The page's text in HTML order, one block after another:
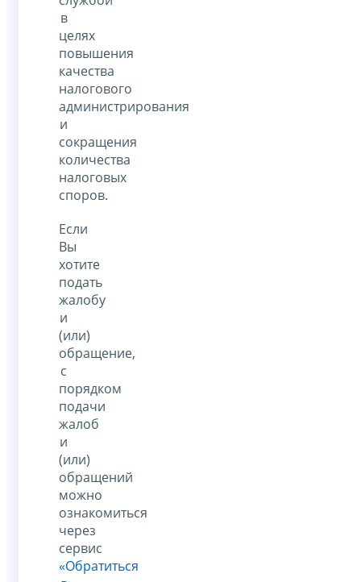
в
целях
повышения
качества
налогового
администрирования
и
сокращения
количества
налоговых
споров.
Если
Вы
хотите
подать
жалобу
и
(или)
обращение,
с
порядком
подачи
жалоб
и
(или)
обращений
можно
ознакомиться
через
сервис
«Обратиться